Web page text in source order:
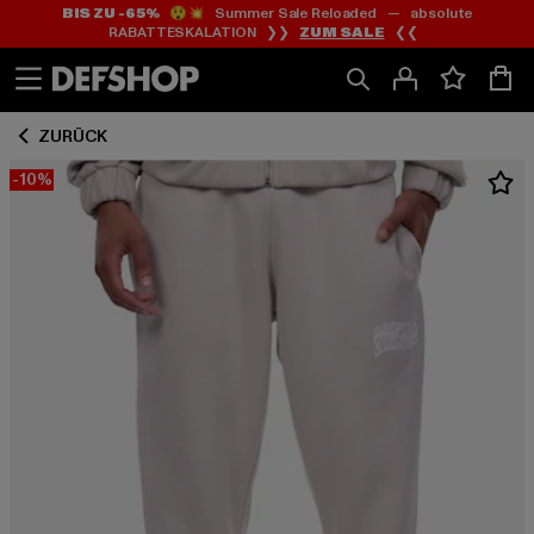
Zum
Inhalt
springen
Zum
Fußzeile
springen
BIS ZU -65%😲💥 Summer Sale Reloaded — absolute
RABATTESKALATION ❯❯ ZUM SALE ❮❮
ZURÜCK
-10%